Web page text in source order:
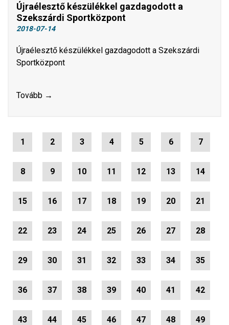
Újraélesztő készülékkel gazdagodott a
Szekszárdi Sportközpont
2018-07-14
Újraélesztő készülékkel gazdagodott a Szekszárdi
Sportközpont
Tovább →
1 2 3 4 5 6 7
8 9 10 11 12 13 14
15 16 17 18 19 20 21
22 23 24 25 26 27 28
29 30 31 32 33 34 35
36 37 38 39 40 41 42
43 44 45 46 47 48 49